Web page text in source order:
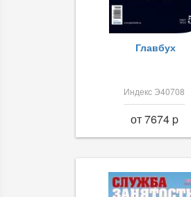
Главбух
Индекс Э40708
от 7674 p